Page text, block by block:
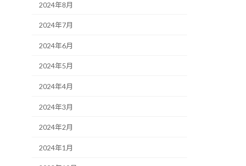
2024年8月
2024年7月
2024年6月
2024年5月
2024年4月
2024年3月
2024年2月
2024年1月